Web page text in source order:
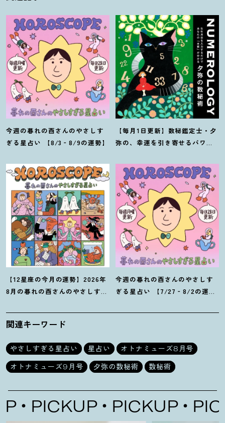
今週の暮れの酉さんのやさしす
ぎる星占い 【8/3‐8/9の運勢】
【毎月1日更新】数秘鑑定士・夕
弥の、幸運を引き寄せるパワー
【12星座の今月の運勢】2026年
8月の暮れの酉さんのやさしすぎ
今週の暮れの酉さんのやさしす
ぎる星占い 【7/27‐8/2の運
関連キーワード
やさしすぎる星占い 星占い
オトナミューズ8月号
オトナミューズ9月号
夕弥の数秘術 数秘術
PICKUP PICKUP